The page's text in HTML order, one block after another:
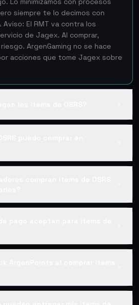
siempre te lo decimos con
El RMT va contra los
de Jagex. Al comprar,
ArgenGaming no se hace
acciones que tome Jagex sobre
puedo comprar en
compran items de OSRS
pago aceptan para items de
ArgenPoints al comprar items